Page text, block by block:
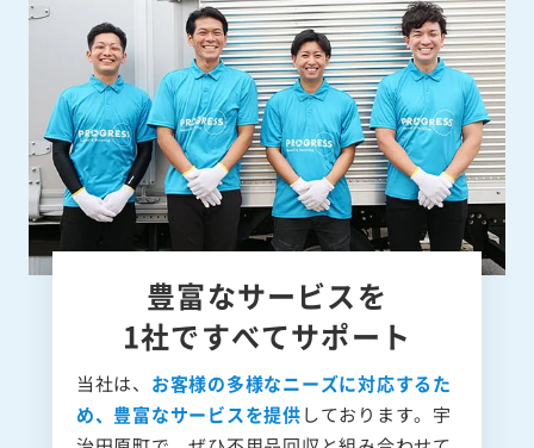
豊富なサービスを
1社ですべてサポート
当社は、 お客様の多様なニーズに対応するた
め、豊富なサービスを提供しております。宇